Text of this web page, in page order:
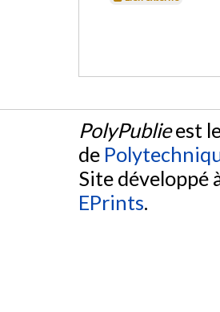
PolyPublieest
de
Site développé
EPrints.